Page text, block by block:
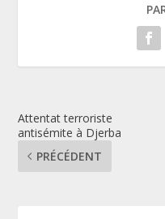
Attentat terroriste
antisémite à Djerba
PRÉCÉDENT